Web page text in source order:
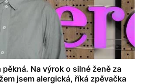
Na výrok o silné ženě za
jsem alergická, říká zpěvačka